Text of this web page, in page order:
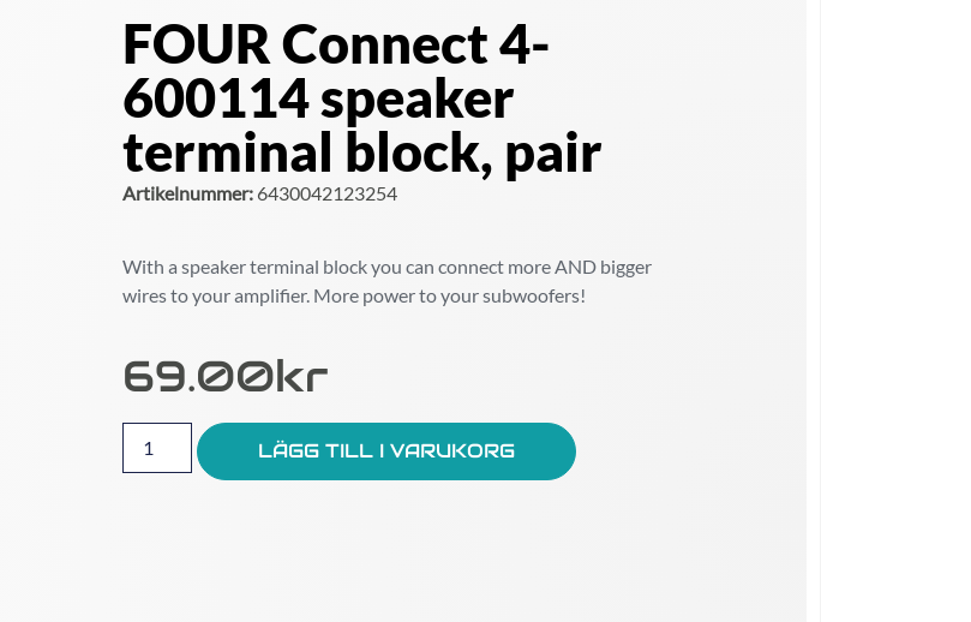
FOUR Connect 4-
600114 speaker
terminal block, pair
Artikelnummer: 6430042123254
With a speaker terminal block you can connect more AND bigger
wires to your amplifier. More power to your subwoofers!
69.00Kr
LÄGG TILL I VARUKORG